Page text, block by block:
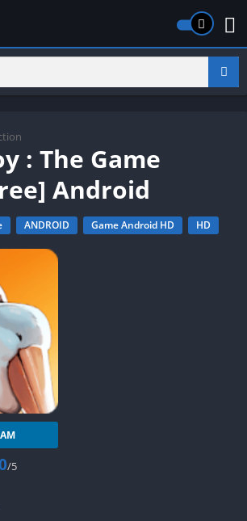
: The Game
Android
ANDROID Game Android HD HD
/5